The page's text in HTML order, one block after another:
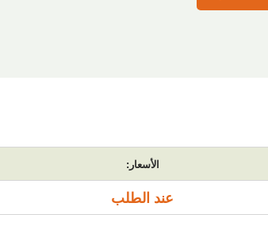
الأسعار:
عند الطلب